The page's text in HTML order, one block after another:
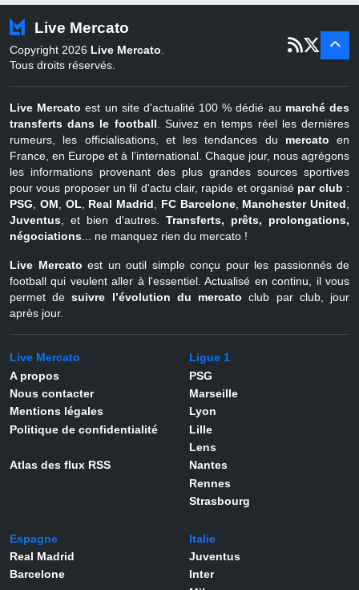
Belgique
juil - 31
Live Mercato
Copyright 2026 Live Mercato
Tous droits réservés.
Live Mercato est un site d'actualité 100 % dédié au marché des
transferts dans le football . Suivez en temps réel les dernières
rumeurs, les officialisations, et les tendances du mercato en
France, en Europe et à l'international. Chaque jour, nous agrégons
les informations provenant des plus grandes sources sportives
pour vous proposer un fil d'actu clair, rapide et organisé par club :
PSG
OM OL Real Madrid FC Barcelone, Manchester United
Juventus , et bien d'autres. Transferts, prêts, prolongations,
négociations ... ne manquez rien du mercato !
Live Mercato est un outil simple conçu pour les passionnés de
football qui veulent aller à l'essentiel. Actualisé en continu, il vous
permet desuivre l’évolution du mercato club par club, jour
après jour.
Live Mercato
A propos
Nous contacter
Mentions légales
Politique de confidentialité
Atlas des flux RSS
Ligue 1
PSG
Marseille
Lyon
Lille
Lens
Nantes
Rennes
Strasbourg
Espagne
Real Madrid
Barcelone
Italie
Juventus
Inter